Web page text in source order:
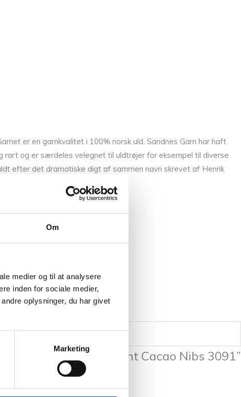
Om
medier og til at analysere
inden for sociale medier,
oplysninger, du har givet
Marketing
er en garnkvalitet i 100% norsk uld. Sandnes Garn har haft
og er særdeles velegnet til uldtrøjer for eksempel til diverse
efter det dramatiske digt af sammen navn skrevet af Henrik
Petiteknit Peer Gynt Cacao Nibs 3091”
er markeret med*